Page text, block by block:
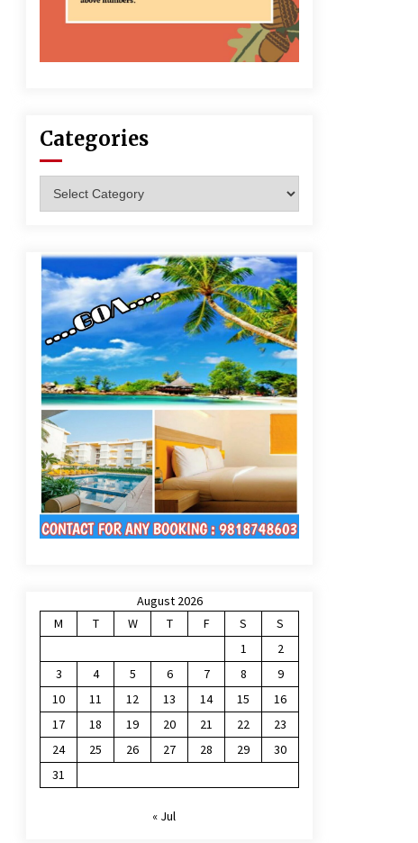
Categories
August 2026
M
T W T F S
S
1
2
3
4 5 6 7 8
9
10
11 12 13 14 15
16
17
18 19 20 21 22
23
24
25 26 27 28 29
30
31
« Jul